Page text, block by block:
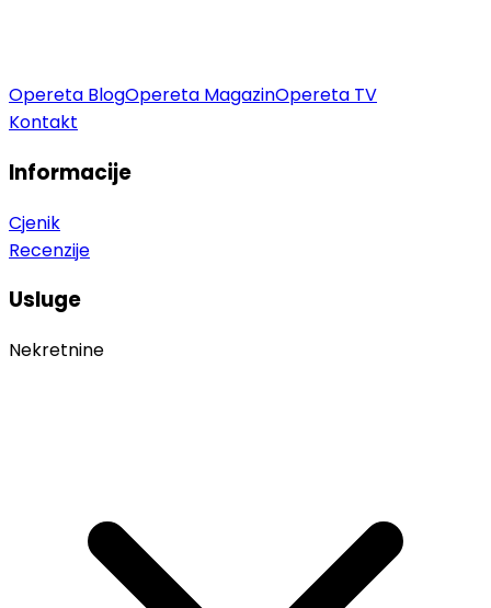
Opereta BlogOpereta MagazinOpereta TV
Kontakt
Informacije
Cjenik
Recenzije
Usluge
Nekretnine